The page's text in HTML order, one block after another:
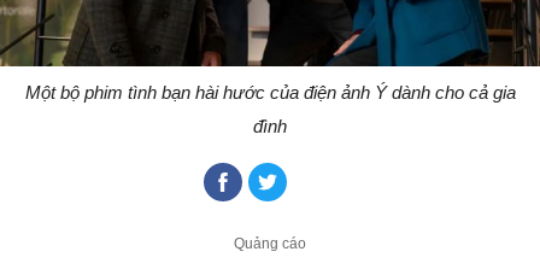
Một bộ phim tình bạn hài hước của điện ảnh Ý dành cho cả gia
đình